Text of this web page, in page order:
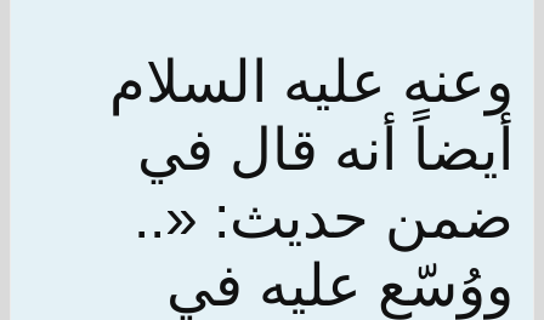
وعنه عليه السلام
أيضاً أنه قال في
ضمن حديث: «..
ووُسّع عليه في